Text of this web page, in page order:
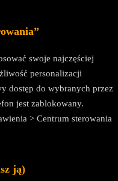
swoje najczęściej
personalizacji
dostęp do wybranych przez
jest zablokowany.
> Centrum sterowania
ją)